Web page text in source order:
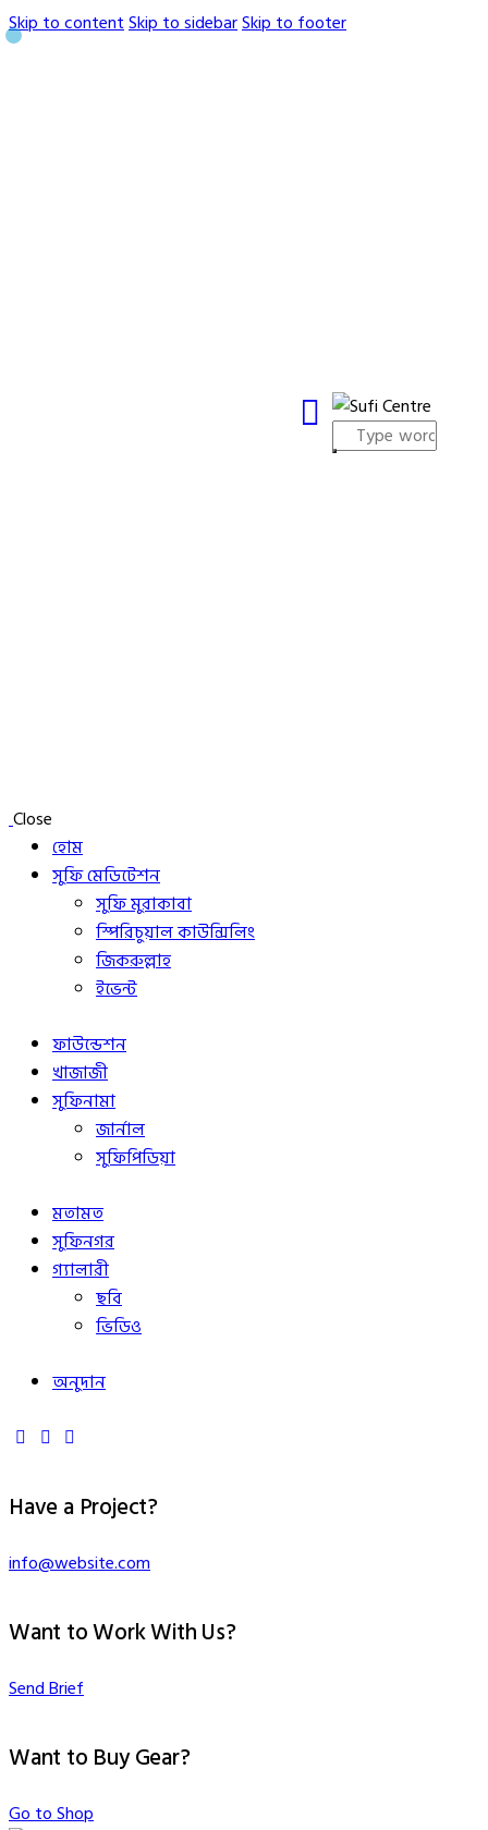
Skip to contentSkip to sidebarSkip to footer
Close
হোম
সুফি মেডিটেশন
সুফি মুরাকাবা
স্পিরিচুয়াল কাউন্সিলিং
জিকরুল্লাহ
ইভেন্ট
ফাউন্ডেশন
খাজাজী
সুফিনামা
জার্নাল
সুফিপিডিয়া
মতামত
সুফিনগর
গ্যালারী
ছবি
ভিডিও
অনুদান
Have a Project?
info@website.com
Want to Work With Us?
Send Brief
Want to Buy Gear?
Go to Shop